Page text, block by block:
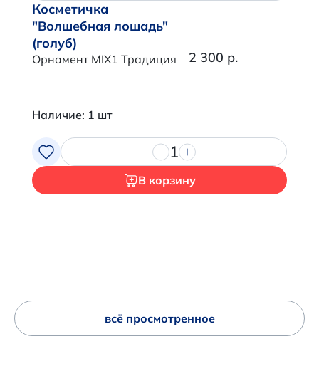
Косметичка
"Волшебная лошадь"
(голуб)
Орнамент MIX1 Традиция 2 300 р.
Наличие: 1 шт
1
В корзину
всё просмотренное